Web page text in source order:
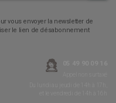
vous envoyer la newsletter de
le lien de désabonnement